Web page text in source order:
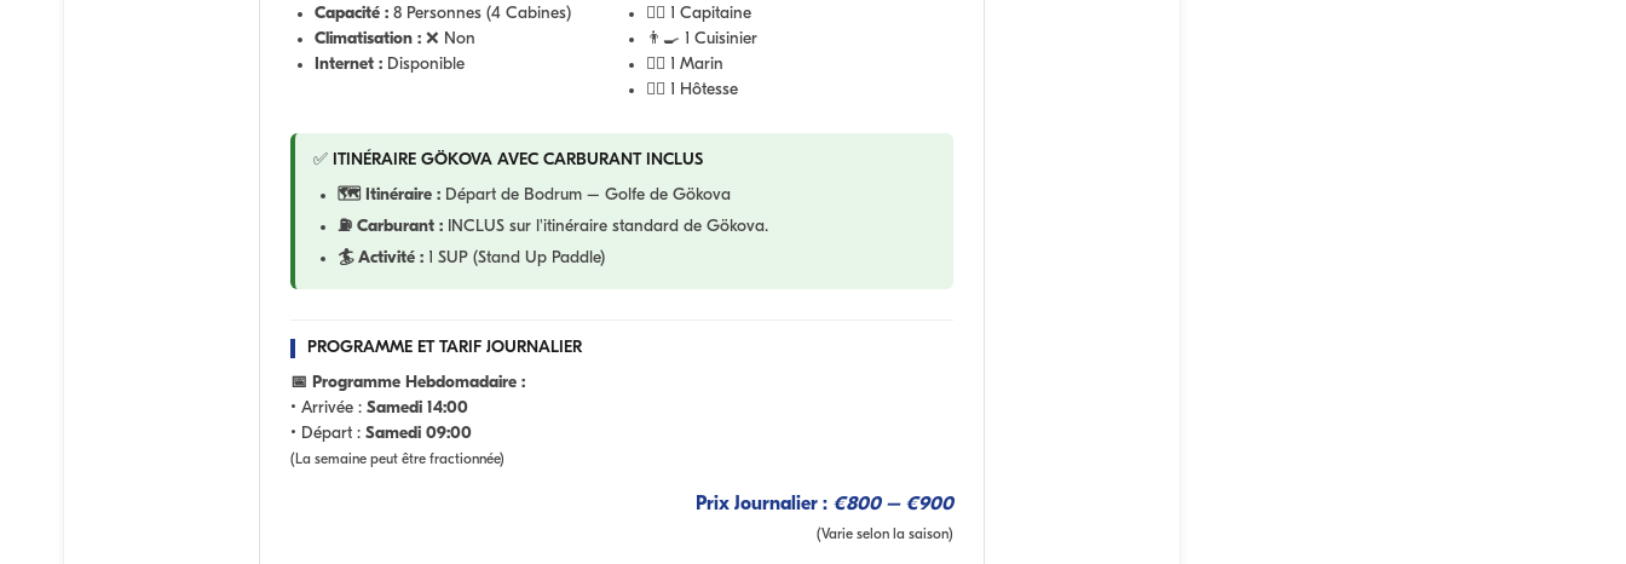
Capacité : 8 Personnes (4 Cabines)
Climatisation : ❌ Non
Internet : Disponible
👨‍✈️ 1 Capitaine
👨‍🍳 1 Cuisinier
🧑‍✈️ 1 Marin
👩‍✈️ 1 Hôtesse
✅ ITINÉRAIRE GÖKOVA AVEC CARBURANT INCLUS
🗺️ Itinéraire : Départ de Bodrum – Golfe de Gökova
⛽ Carburant : INCLUS sur l'itinéraire standard de Gökova.
🏄 Activité : 1 SUP (Stand Up Paddle)
PROGRAMME ET TARIF JOURNALIER
📅 Programme Hebdomadaire :
• Arrivée : Samedi 14:00
• Départ : Samedi 09:00
(La semaine peut être fractionnée)
Prix Journalier : €800 – €900
(Varie selon la saison)